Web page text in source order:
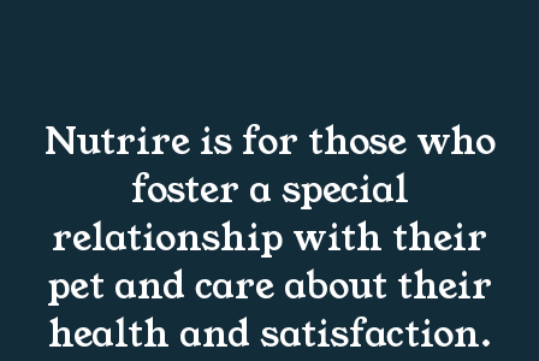
Nutrire is for those who
foster a special
relationship with their
pet and care about their
health and satisfaction.